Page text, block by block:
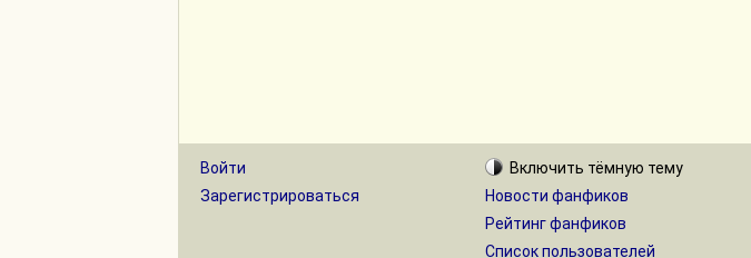
Войти
Зарегистрироваться
Включить тёмную тему
Новости фанфиков
Рейтинг фанфиков
Список пользователей